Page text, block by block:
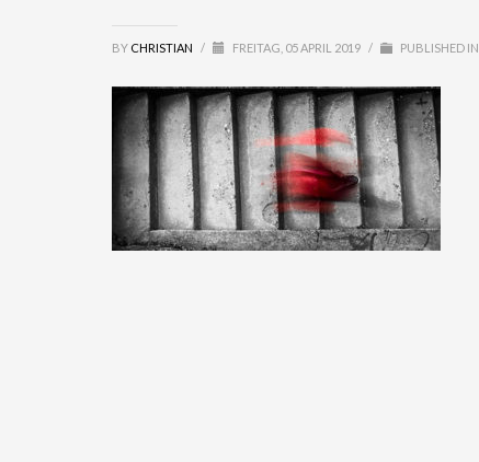
BY CHRISTIAN / FREITAG, 05 APRIL 2019 / PUBLISHED IN